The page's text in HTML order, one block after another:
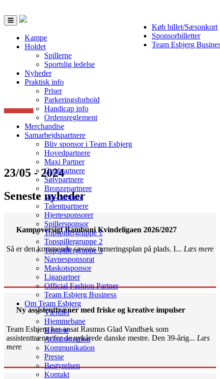
Køb billet/Sæsonkort
Sponsorbilletter
Team Esbjerg
Toggle
navigation
Kampe
Holdet
Spillerne
Sportslig ledelse
Nyheder
Praktisk info
Priser
Parkeringsforhold
Handicap info
Ordensreglement
Merchandise
Samarbejdspartnere
Bliv sponsor i Team Esbjerg
Hovedpartnere
Maxi Partner
Guldpartnere
Sølvpartnere
Bronzepartnere
Vip-partnere
Talentpartnere
Hjertesponsorer
Spillersponsor
Topspillergruppe 1
Topspillergruppe 2
Topspillergruppe 3
Navnesponsorat
Maskotsponsor
Ligapartner
Official Fashion Partner
Team Esbjerg Business
Om Team Esbjerg
Værdier
Hjemmebane
Historie
Administration
Kommunikation
Presse
Bestyrelsen
Kontakt
23/05 - 2024
Seneste nyheder
Kampoversigt Bambuni Kvindeligaen 2026/2027
Så er den kommende sæsons turneringsplan på plads. I... Læs mere
Ny assistenttræner med friske og kreative impulser
Team Esbjerg har ansat Rasmus Glad Vandbæk som
assistenttræner for de nykårede danske mestre. Den 39-årig... Læs
mere